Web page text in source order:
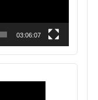
03:06:07